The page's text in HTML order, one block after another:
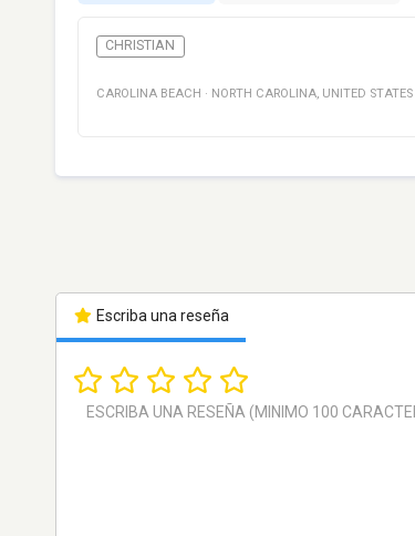
CHRISTIAN
CAROLINA BEACH · NORTH CAROLINA, UNITED STATES
Escriba una reseña